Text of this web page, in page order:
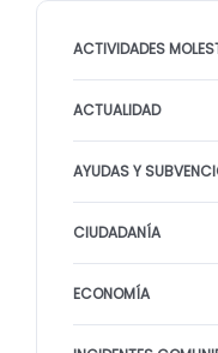
ACTIVIDADES
ACTUALIDAD
AYUDAS Y
CIUDADANÍA
ECONOMÍA